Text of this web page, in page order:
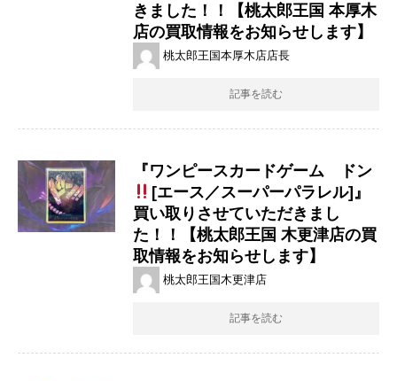
きました！！【桃太郎王国 本厚木
店の買取情報をお知らせします】
桃太郎王国本厚木店店長
記事を読む
『ワンピースカードゲーム ドン
[エース／スーパーパラレル]』
買い取りさせていただきまし
た！！【桃太郎王国 木更津店の買
取情報をお知らせします】
桃太郎王国木更津店
記事を読む